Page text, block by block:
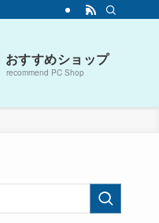
おすすめショップ
recommend PC Shop